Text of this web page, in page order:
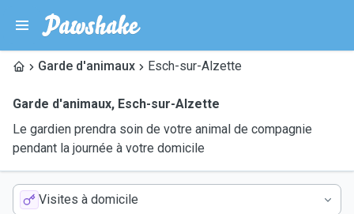
Garde d'animaux Esch-sur-Alzette
Garde d'animaux, Esch-sur-Alzette
Le gardien prendra soin de votre animal de compagnie
pendant la journée à votre domicile
Visites à domicile